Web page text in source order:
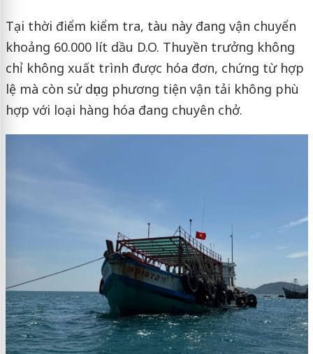
Tại thời điểm kiểm tra, tàu này đang vận chuyển
khoảng 60.000 lít dầu D.O. Thuyền trưởng không
chỉ không xuất trình được hóa đơn, chứng từ hợp
lệ mà còn sử dụng phương tiện vận tải không phù
hợp với loại hàng hóa đang chuyên chở.